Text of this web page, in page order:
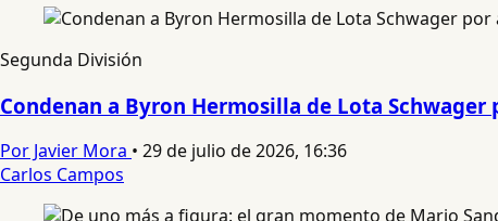
Segunda División
Condenan a Byron Hermosilla de Lota
Por Javier Mora • 29 de julio de 2026, 16:36
Carlos Campos